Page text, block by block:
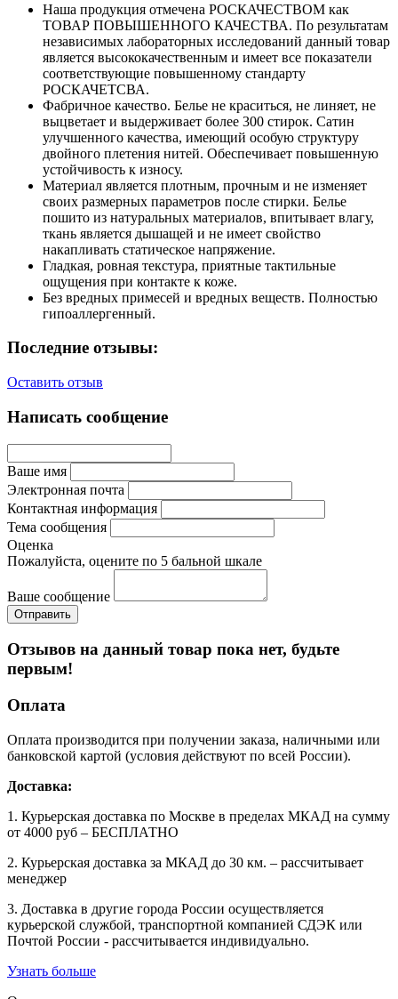
Наша продукция отмечена РОСКАЧЕСТВОМ как
ТОВАР ПОВЫШЕННОГО КАЧЕСТВА. По результатам
независимых лабораторных исследований данный товар
является высококачественным и имеет все показатели
соответствующие повышенному стандарту
РОСКАЧЕТСВА.
Фабричное качество. Белье не краситься, не линяет, не
выцветает и выдерживает более 300 стирок. Сатин
улучшенного качества, имеющий особую структуру
двойного плетения нитей. Обеспечивает повышенную
устойчивость к износу.
Материал является плотным, прочным и не изменяет
своих размерных параметров после стирки. Белье
пошито из натуральных материалов, впитывает влагу,
ткань является дышащей и не имеет свойство
накапливать статическое напряжение.
Гладкая, ровная текстура, приятные тактильные
ощущения при контакте к коже.
Без вредных примесей и вредных веществ. Полностью
гипоаллергенный.
Последние отзывы:
Оставить отзыв
Написать сообщение
Ваше имя
Электронная почта
Контактная информация
Тема сообщения
Оценка
Пожалуйста, оцените по 5 бальной шкале
Ваше сообщение
Отзывов на данный товар пока нет, будьте
первым!
Оплата
Оплата производится при получении заказа, наличными или
банковской картой (условия действуют по всей России).
Доставка:
1. Курьерская доставка по Москве в пределах МКАД на сумму
от 4000 руб – БЕСПЛАТНО
2. Курьерская доставка за МКАД до 30 км. – рассчитывает
менеджер
3. Доставка в другие города России осуществляется
курьерской службой, транспортной компанией СДЭК или
Почтой России - рассчитывается индивидуально.
Узнать больше